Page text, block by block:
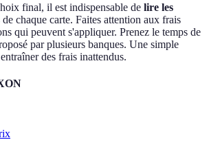
final, il est indispensable de lire les
de chaque carte. Faites attention aux frais
qui peuvent s'appliquer. Prenez le temps de
par plusieurs banques. Une simple
des frais inattendus.